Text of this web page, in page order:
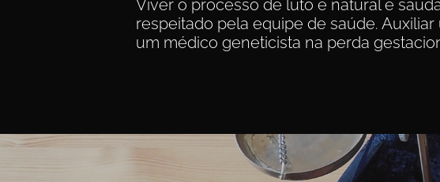
Viver o processo de luto é natural e
respeitado pela equipe de saúde.
um médico geneticista na perda